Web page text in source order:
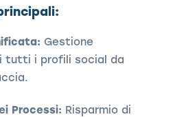
Gestione
tutti i profili social da
Processi: Risparmio di